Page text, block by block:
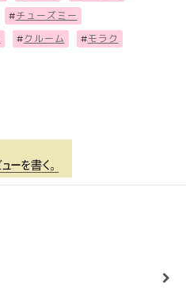
#チューズミー
#クルーム #モラク